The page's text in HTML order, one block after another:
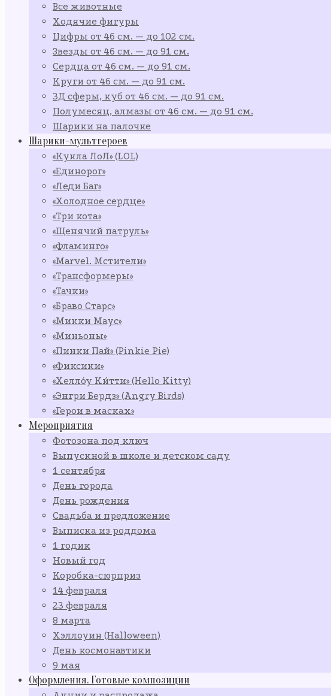
Все животные
Ходячие фигуры
Цифры от 46 см. — до 102 см.
Звезды от 46 см. — до 91 см.
Сердца от 46 см. — до 91 см.
Круги от 46 см. — до 91 см.
3Д сферы, куб от 46 см. — до 91 см.
Полумесяц, алмазы от 46 см. — до 91 см.
Шарики на палочке
Шарики-мультгероев
«Кукла ЛоЛ» (LOL)
«Единорог»
«Леди Баг»
«Холодное сердце»
«Три кота»
«Щенячий патруль»
«Фламинго»
«Marvel. Мстители»
«Трансформеры»
«Тачки»
«Браво Старс»
«Микки Маус»
«Миньоны»
«Пинки Пай» (Pinkie Pie)
«Фиксики»
«Хелло́у Ки́тти» (Hello Kitty)
«Энгри Бердз» (Angry Birds)
«Герои в масках»
Мероприятия
Фотозона под ключ
Выпускной в школе и детском саду
1 сентября
День города
День рождения
Свадьба и предложение
Выписка из роддома
1 годик
Новый год
Коробка-сюрприз
14 февраля
23 февраля
8 марта
Хэллоуин (Halloween)
День космонавтики
9 мая
Оформления. Готовые композиции